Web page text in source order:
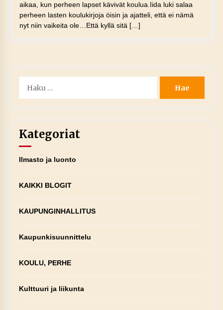
aikaa, kun perheen lapset kävivät koulua.Iida luki salaa
perheen lasten koulukirjoja öisin ja ajatteli, että ei nämä
nyt niin vaikeita ole…Että kyllä sitä […]
Kategoriat
Ilmasto ja luonto
KAIKKI BLOGIT
KAUPUNGINHALLITUS
Kaupunkisuunnittelu
KOULU, PERHE
Kulttuuri ja liikunta